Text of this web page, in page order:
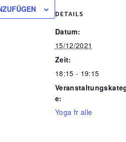
DETAILS
Datum:
15/12/2021
Zeit:
18:15 - 19:15
e:
Yoga fr alle